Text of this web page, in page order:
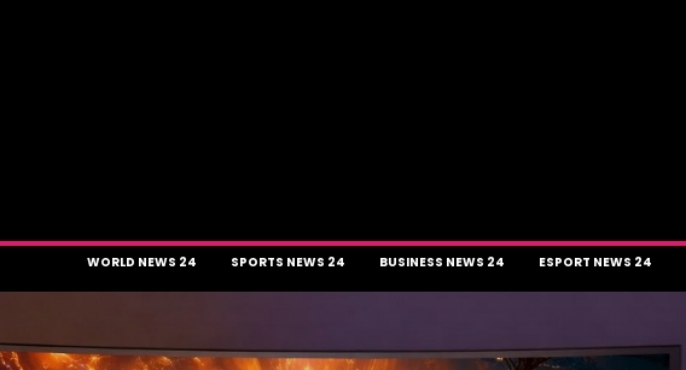
WORLD NEWS 24 SPORTS NEWS 24 BUSINESS NEWS 24 ESPORT NEWS 24